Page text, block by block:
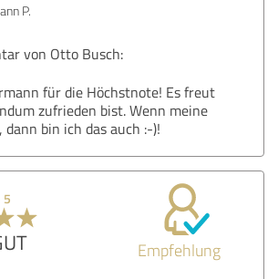
P.
von Otto Busch:
für die Höchstnote! Es freut
zufrieden bist. Wenn meine
dann bin ich das auch :-)!
5
Empfehlung